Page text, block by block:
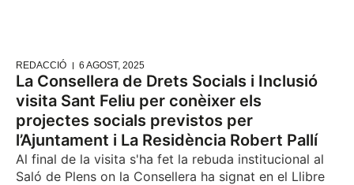
REDACCIÓ 6 AGOST, 2025
La Consellera de Drets Socials i Inclusió
visita Sant Feliu per conèixer els
projectes socials previstos per
l’Ajuntament i La Residència Robert Pallí
Al final de la visita s'ha fet la rebuda institucional al
Saló de Plens on la Consellera ha signat en el Llibre